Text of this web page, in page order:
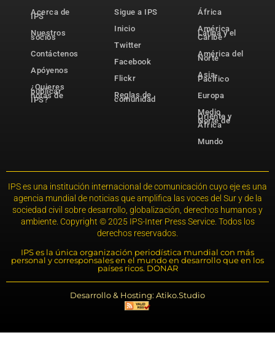
Acerca de
IPS
Nuestros
socios
Contáctenos
Apóyenos
¿Quieres
publicar
notas de
IPS?
Sigue a IPS
Inicio
Twitter
Facebook
Flickr
Reglas de
comunidad
África
América
Latina y el
Caribe
América del
Norte
Asia-
Pacífico
Europa
Medio
Oriente y
Norte de
África
Mundo
IPS es una institución internacional de comunicación cuyo eje es una
agencia mundial de noticias que amplifica las voces del Sur y de la
sociedad civil sobre desarrollo, globalización, derechos humanos y
ambiente. Copyright © 2025 IPS-Inter Press Service. Todos los
derechos reservados.
IPS es la única organización periodística mundial con más
personal y corresponsales en el mundo en desarrollo que en los
países ricos. DONAR
Desarrollo & Hosting: Atiko.Studio